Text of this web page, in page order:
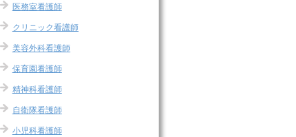
医務室看護師
クリニック看護師
美容外科看護師
保育園看護師
精神科看護師
自衛隊看護師
小児科看護師